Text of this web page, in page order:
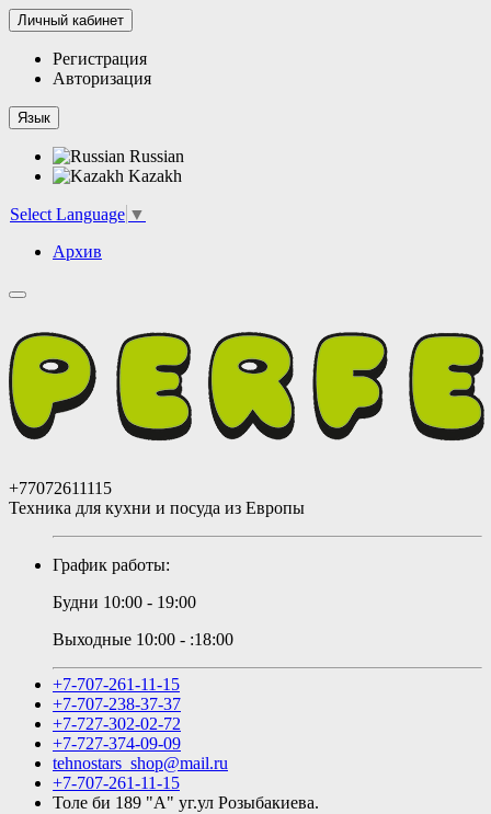
Личный кабинет
Регистрация
Авторизация
Язык
Russian
Kazakh
Select Language ▼
Архив
+77072611115
Техника для кухни и посуда из Европы
График работы:
Будни 10:00 - 19:00
Выходные 10:00 - :18:00
+7-707-261-11-15
+7-707-238-37-37
+7-727-302-02-72
+7-727-374-09-09
tehnostars_shop@mail.ru
+7-707-261-11-15
Толе би 189 "А" уг.ул Розыбакиева.